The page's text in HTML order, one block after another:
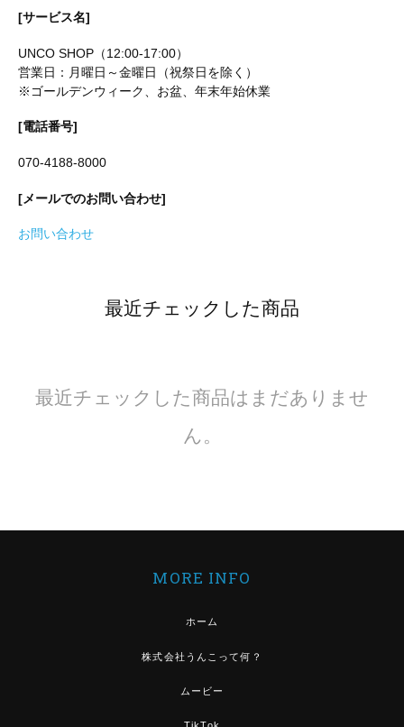
[サービス名]
UNCO SHOP（12:00-17:00）
営業日：月曜日～金曜日（祝祭日を除く）
※ゴールデンウィーク、お盆、年末年始休業
[電話番号]
070-4188-8000
[メールでのお問い合わせ]
お問い合わせ
最近チェックした商品
最近チェックした商品はまだありませ
ん。
MORE INFO
ホーム
株式会社うんこって何？
ムービー